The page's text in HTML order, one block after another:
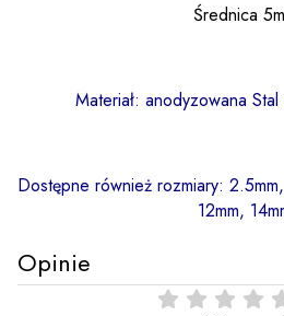
Średnica
Materiał: anodyzowana
Dostępne również rozmiary:
12mm,
Opinie